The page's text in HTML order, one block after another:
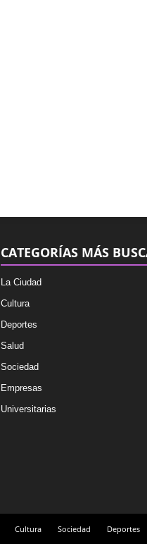
CATEGORÍAS MÁS
La Ciudad
Cultura
Deportes
Salud
Sociedad
Empresas
Universitarias
Cultura Sociedad Deportes